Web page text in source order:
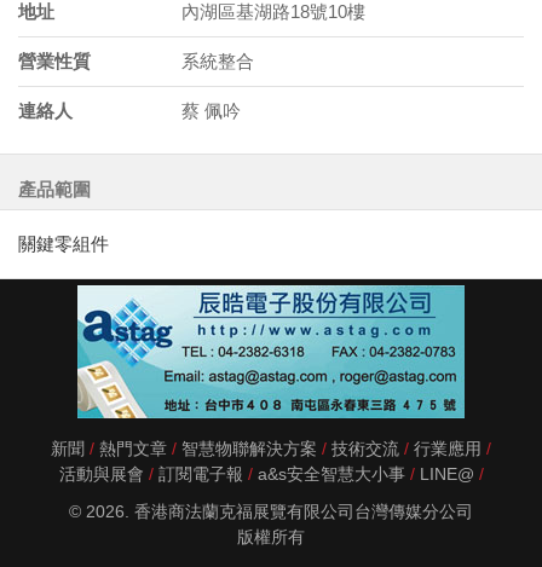
地址 內湖區基湖路18號10樓
營業性質 系統整合
連絡人 蔡 佩吟
產品範圍
關鍵零組件
新聞 熱門文章 智慧物聯解決方案 技術交流
行業應用
活動與展會
訂閱電子報 a&s安全智慧大小事
LINE@
© 2026. 香港商法蘭克福展覽有限公司台灣傳媒分公司
版權所有